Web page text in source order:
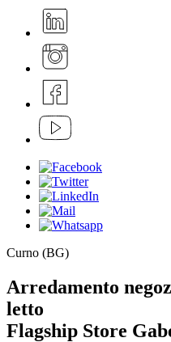
Curno (BG)
Arredamento
letto
Flagship Store